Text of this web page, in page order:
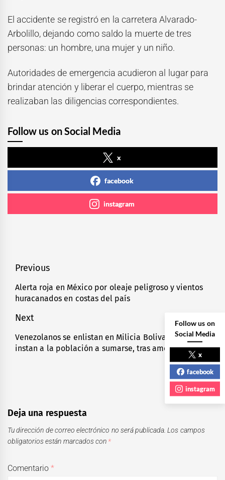
El accidente se registró en la carretera Alvarado-
Arbolillo, dejando como saldo la muerte de tres
personas: un hombre, una mujer y un niño.
Autoridades de emergencia acudieron al lugar para
brindar atención y liberar el cuerpo, mientras se
realizaban las diligencias correspondientes.
Follow us on Social Media
x
facebook
instagram
Navegación
de
entradas
Previous
Previous
post:
Alerta roja en México por oleaje peligroso y vientos
huracanados en costas del país
Next
Next
post:
Venezolanos se enlistan en Milicia Bolivariana;
instan a la población a sumarse, tras amenaza de EU
Deja una respuesta
Tu dirección de correo electrónico no será publicada. Los campos
obligatorios están marcados con *
Comentario*
Follow us on
Social Media
x
facebook
instagram